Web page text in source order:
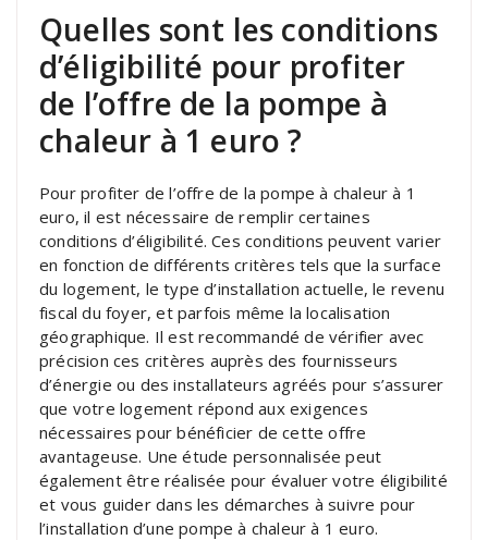
Quelles sont les conditions
d’éligibilité pour profiter
de l’offre de la pompe à
chaleur à 1 euro ?
Pour profiter de l’offre de la pompe à chaleur à 1
euro, il est nécessaire de remplir certaines
conditions d’éligibilité. Ces conditions peuvent varier
en fonction de différents critères tels que la surface
du logement, le type d’installation actuelle, le revenu
fiscal du foyer, et parfois même la localisation
géographique. Il est recommandé de vérifier avec
précision ces critères auprès des fournisseurs
d’énergie ou des installateurs agréés pour s’assurer
que votre logement répond aux exigences
nécessaires pour bénéficier de cette offre
avantageuse. Une étude personnalisée peut
également être réalisée pour évaluer votre éligibilité
et vous guider dans les démarches à suivre pour
l’installation d’une pompe à chaleur à 1 euro.